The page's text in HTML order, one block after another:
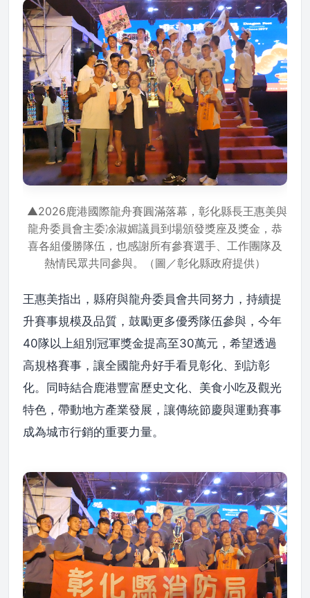
▲2026鹿港國際龍舟賽圓滿落幕，彰化縣長王惠美與
龍舟委員會主委凃淑媚議員到場頒發獎座及獎金，恭
喜各組優勝隊伍，也感謝所有參賽選手、工作團隊及
熱情民眾共同參與。（圖／彰化縣政府提供）
王惠美指出，縣府與龍舟委員會共同努力，持續提
升賽事規模及品質，鼓勵更多優秀隊伍參與，今年
40隊以上組別冠軍獎金提高至30萬元，希望透過
高規格賽事，讓全國龍舟好手看見彰化、到訪彰
化。同時結合鹿港豐富歷史文化、美食小吃及觀光
特色，帶動地方產業發展，讓傳統節慶與運動賽事
成為城市行銷的重要力量。